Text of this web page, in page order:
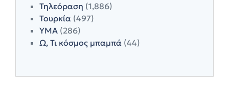
Τηλεόραση (1,886)
Τουρκία (497)
ΥΜΑ (286)
Ω, Τι κόσμος μπαμπά (44)